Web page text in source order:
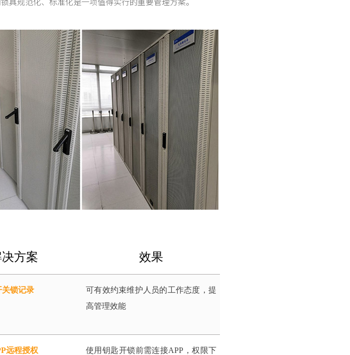
方案 效果
关锁记录
可有效约束维护人员的工作态度，提
高管理效能
远程授权
使用钥匙开锁前需连接APP，权限下